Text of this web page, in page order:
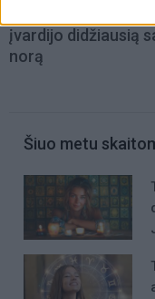
įvardijo didžiausią
norą
Šiuo metu